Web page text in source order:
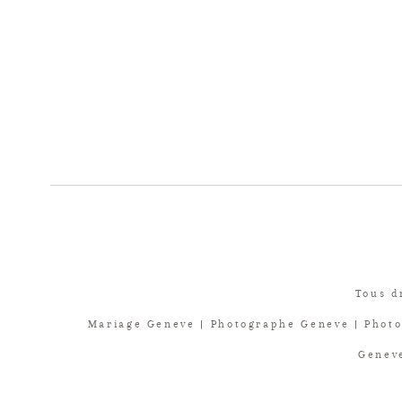
Tous
Mariage Geneve | Photographe Geneve |